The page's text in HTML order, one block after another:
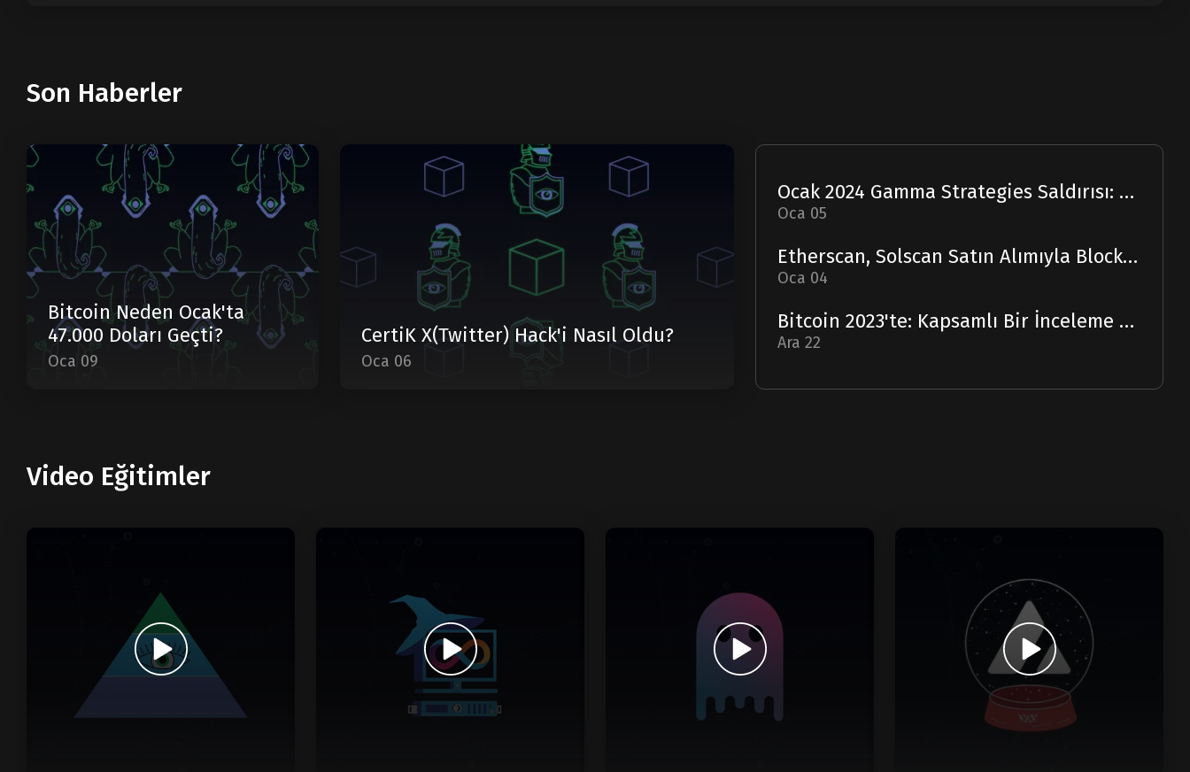
Son Haberler
Bitcoin Neden Ocak'ta
47.000 Doları Geçti?
Oca 09
CertiK X(Twitter) Hack'i Nasıl Oldu?
Oca 06
Ocak 2024 Gamma Strategies Saldırısı: Bir Rapor
Oca 05
Etherscan, Solscan Satın Alımıyla Blockchain Ufuklarını Genişletiyor
Oca 04
Bitcoin 2023'te: Kapsamlı Bir İnceleme ve 2024 Tahmini
Ara 22
Video Eğitimler